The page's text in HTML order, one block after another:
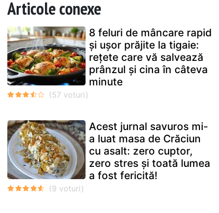
Articole conexe
8 feluri de mâncare rapid
și ușor prăjite la tigaie:
rețete care vă salvează
prânzul și cina în câteva
minute
Acest jurnal savuros mi-
a luat masa de Crăciun
cu asalt: zero cuptor,
zero stres și toată lumea
a fost fericită!